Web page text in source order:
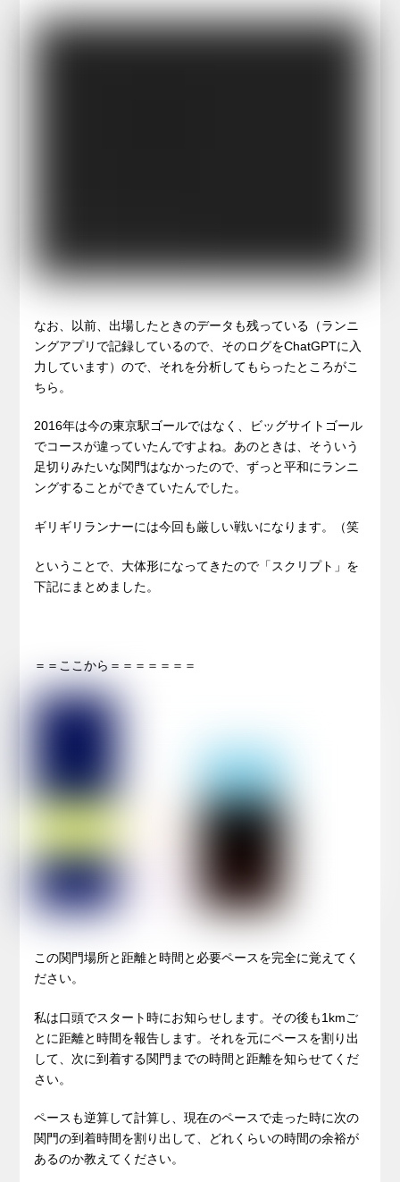
なお、以前、出場したときのデータも残っている（ランニ
ングアプリで記録しているので、そのログをChatGPTに入
力しています）ので、それを分析してもらったところがこ
ちら。
2016年は今の東京駅ゴールではなく、ビッグサイトゴール
でコースが違っていたんですよね。あのときは、そういう
足切りみたいな関門はなかったので、ずっと平和にランニ
ングすることができていたんでした。
ギリギリランナーには今回も厳しい戦いになります。（笑
ということで、大体形になってきたので「スクリプト」を
下記にまとめました。
＝＝ここから＝＝＝＝＝＝＝
この関門場所と距離と時間と必要ペースを完全に覚えてく
ださい。
私は口頭でスタート時にお知らせします。その後も1kmご
とに距離と時間を報告します。それを元にペースを割り出
して、次に到着する関門までの時間と距離を知らせてくだ
さい。
ペースも逆算して計算し、現在のペースで走った時に次の
関門の到着時間を割り出して、どれくらいの時間の余裕が
あるのか教えてください。